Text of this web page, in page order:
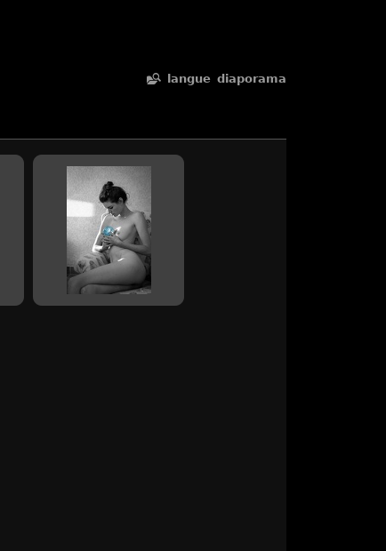
langue diaporama